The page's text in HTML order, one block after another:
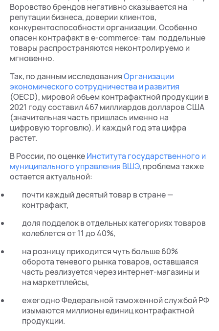
Воровство брендов негативно сказывается на
репутации бизнеса, доверии клиентов,
конкурентоспособности организации. Особенно
опасен контрафакт в e-commerce: там поддельные
товары распространяются неконтролируемо и
мгновенно.
Так, по данным исследованияОрганизации
экономического сотрудничества и развития
(OECD), мировой объем контрафактной продукции в
2021 году составил 467 миллиардов долларов США
(значительная часть пришлась именно на
цифровую торговлю). И каждый год эта цифра
растет.
В России, по оценкеИнститута государственного и
муниципального управления ВШЭ, проблема также
остается актуальной:
почти каждый десятый товар в стране —
контрафакт,
доля подделок в отдельных категориях товаров
колеблется от 11 до 40%,
на розницу приходится чуть больше 60%
оборота теневого рынка товаров, оставшаяся
часть реализуется через интернет-магазины и
на маркетплейсы,
ежегодно Федеральной таможенной службой РФ
изымаются миллионы единиц контрафактной
продукции.